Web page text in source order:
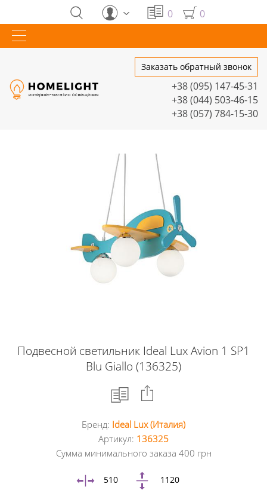
0 0
Заказать обратный звонок
+38 (095) 147-45-31
+38 (044) 503-46-15
+38 (057) 784-15-30
Подвесной светильник Ideal Lux Avion 1 SP1
Blu Giallo (136325)
Facebook
Бренд: Ideal Lux (Италия)
Артикул: 136325
Сумма минимального заказа 400 грн
510 1120